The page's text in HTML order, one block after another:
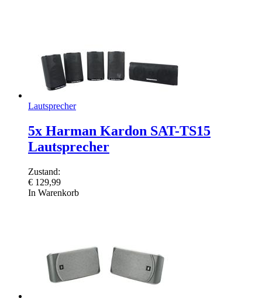
Lautsprecher
5x Harman Kardon SAT-TS15
Lautsprecher
Zustand:
€ 129,99
In Warenkorb